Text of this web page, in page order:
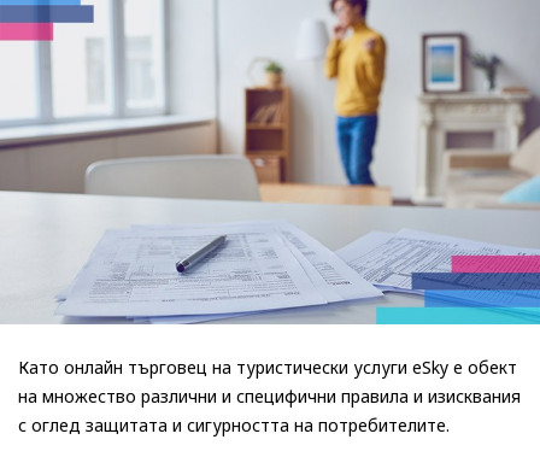
Като онлайн търговец на туристически услуги eSky е обект
на множество различни и специфични правила и изисквания
с оглед защитата и сигурността на потребителите.